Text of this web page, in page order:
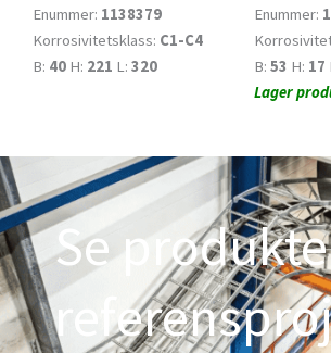
Enummer: 1138379
Korrosivitetsklass: C1-C4
B: 40 H: 221 L: 320
Enummer:
B: 53 H: 17
Lager
Se